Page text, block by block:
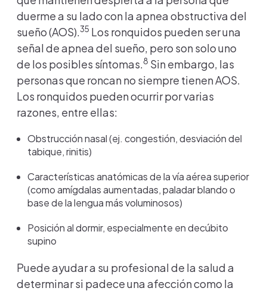
duerme a su lado con la apnea obstructiva del
sueño (AOS).35 Los ronquidos pueden ser una
señal de apnea del sueño, pero son solo uno
de los posibles síntomas.8 Sin embargo, las
personas que roncan no siempre tienen AOS.
Los ronquidos pueden ocurrir por varias
razones, entre ellas:
Obstrucción nasal (ej. congestión, desviación del
tabique, rinitis)
Características anatómicas de la vía aérea superior
(como amígdalas aumentadas, paladar blando o
base de la lengua más voluminosos)
Posición al dormir, especialmente en decúbito
supino
Puede ayudar a su profesional de la salud a
determinar si padece una afección como la